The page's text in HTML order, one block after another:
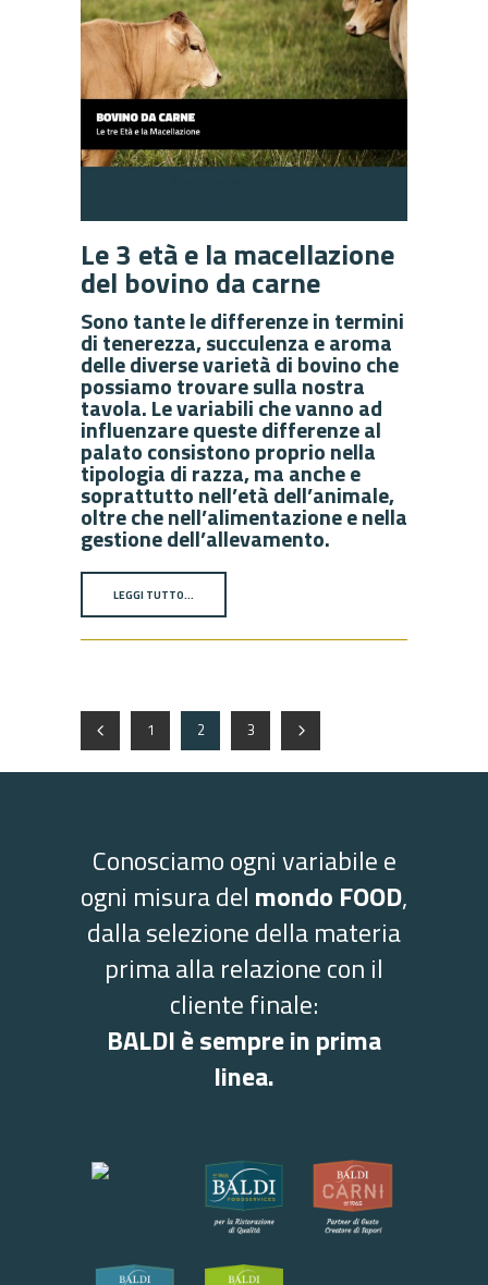
Le 3 età e la macellazione
del bovino da carne
Sono tante le differenze in termini
di tenerezza, succulenza e aroma
delle diverse varietà di bovino che
possiamo trovare sulla nostra
tavola. Le variabili che vanno ad
influenzare queste differenze al
palato consistono proprio nella
tipologia di razza, ma anche e
soprattutto nell’età dell’animale,
oltre che nell’alimentazione e nella
gestione dell’allevamento.
LEGGI TUTTO…
1 2 3
Conosciamo ogni variabile e
ogni misura del mondo FOOD,
dalla selezione della materia
prima alla relazione con il
cliente finale:
BALDI è sempre in prima
linea.